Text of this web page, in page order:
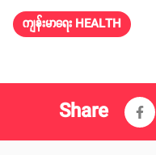
ကျန်းမာရေး HEALTH
Share